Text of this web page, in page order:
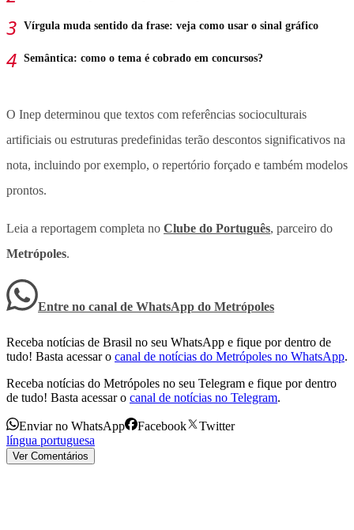
Vírgula muda sentido da frase: veja como usar o sinal gráfico
Semântica: como o tema é cobrado em concursos?
O Inep determinou que textos com referências socioculturais
artificiais ou estruturas predefinidas terão descontos significativos na
nota, incluindo por exemplo, o repertório forçado e também modelos
prontos.
Leia a reportagem completa no Clube do Português, parceiro do
Metrópoles.
Entre no canal de WhatsApp do Metrópoles
Receba notícias de Brasil no seu WhatsApp e fique por dentro de
tudo! Basta acessar o canal de notícias do Metrópoles no WhatsApp.
Receba notícias do Metrópoles no seu Telegram e fique por dentro
de tudo! Basta acessar o canal de notícias no Telegram.
Enviar no WhatsApp Facebook
Twitter
língua portuguesa
Ver Comentários